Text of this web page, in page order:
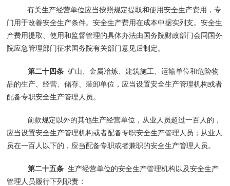
有关生产经营单位应当按照规定提取和使用安全生产费用，专
门用于改善安全生产条件。安全生产费用在成本中据实列支。安全生
产费用提取、使用和监督管理的具体办法由国务院财政部门会同国务
院应急管理部门征求国务院有关部门意见后制定。
第二十四条矿山、金属冶炼、建筑施工、运输单位和危险物
品的生产、经营、储存、装卸单位，应当设置安全生产管理机构或者
配备专职安全生产管理人员。
前款规定以外的其他生产经营单位，从业人员超过一百人的，
应当设置安全生产管理机构或者配备专职安全生产管理人员；从业人
员在一百人以下的，应当配备专职或者兼职的安全生产管理人员。
第二十五条生产经营单位的安全生产管理机构以及安全生产
管理人员履行下列职责：